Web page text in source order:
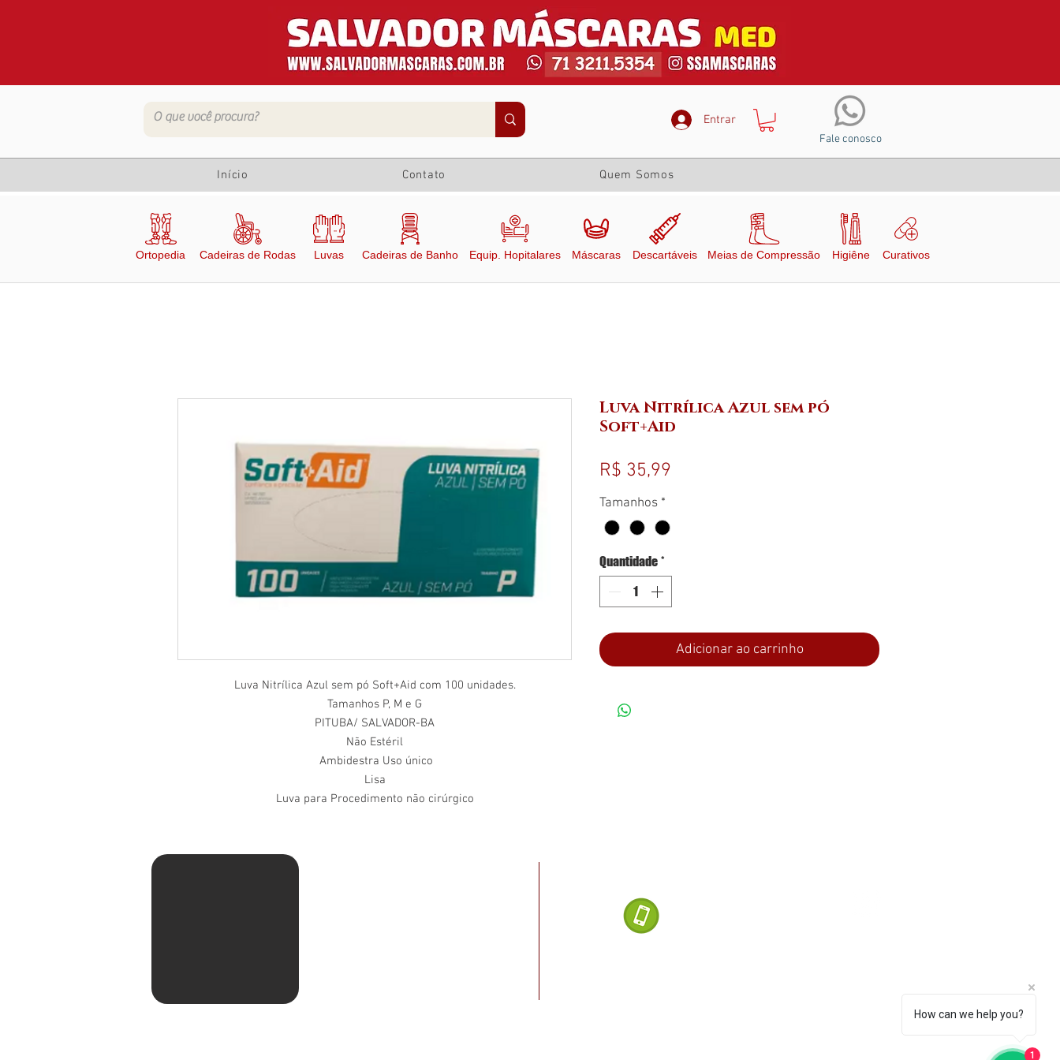
Início Contato Quem Somos
Entrar
Fale conosco
Ortopedia Cadeiras de Rodas Luvas Cadeiras de Banho Equip. Hopitalares Máscaras Descartáveis Meias de Compressão Higiêne Curativos
Luva Nitrílica Azul sem pó Soft+Aid com 100 unidades.
Tamanhos P, M e G
PITUBA/ SALVADOR-BA
Não Estéril
Ambidestra Uso único
Lisa
Luva para Procedimento não cirúrgico
Luva Nitrílica Azul sem pó
Soft+Aid
R$ 35,99
Tamanhos *
Quantidade *
Adicionar ao carrinho
How can we help you?
1